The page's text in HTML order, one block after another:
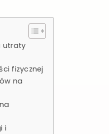
utraty
fizycznej
na
i